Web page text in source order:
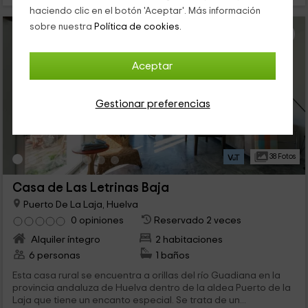
haciendo clic en el botón 'Aceptar'. Más información
sobre nuestra Política de cookies.
Aceptar
Gestionar preferencias
38 Fotos
Casa de Las Letrinas Baja
Puerto De La Laja, Huelva
0 opiniones
Reservado 2 veces
Alquiler íntegro
2 habitaciones
6 personas
1 baños
Esta casa rural se encuentra a orillas del río Guadiana en la
provincia andaluza de Huelva dentro de la aldea Puerto de la
Laja que tiene un encanto especial. Se trata de un...